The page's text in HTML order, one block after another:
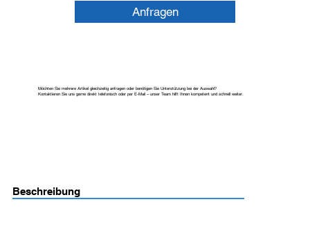
Anfragen
Möchten Sie mehrere Artikel gleichzeitig anfragen oder benötigen Sie Unterstützung bei der Auswahl?
Kontaktieren Sie uns gerne direkt telefonisch oder per E-Mail – unser Team hilft Ihnen kompetent und schnell weiter.
Beschreibung